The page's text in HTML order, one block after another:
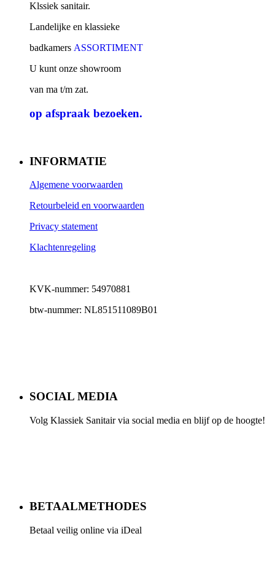
Klssiek sanitair.
Landelijke en klassieke
badkamers ASSORTIMENT
U kunt onze showroom
van ma t/m zat.
op afspraak bezoeken.
INFORMATIE
Algemene voorwaarden
Retourbeleid en voorwaarden
Privacy statement
Klachtenregeling
KVK-nummer: 54970881
btw-nummer: NL851511089B01
SOCIAL MEDIA
Volg Klassiek Sanitair via social media en blijf op de hoogte!
BETAALMETHODES
Betaal veilig online via iDeal